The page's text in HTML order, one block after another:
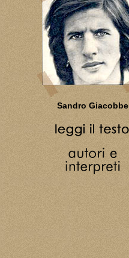
Sandro Giacobbe